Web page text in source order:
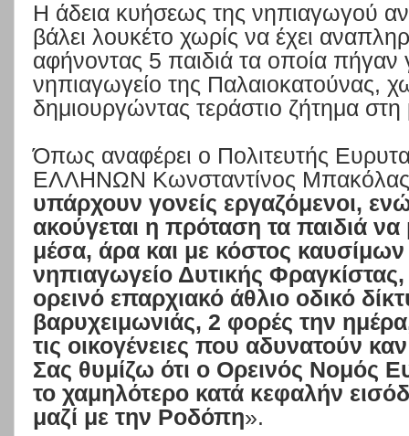
Η άδεια κυήσεως της νηπιαγωγού
βάλει λουκέτο χωρίς να έχει
αφήνοντας 5 παιδιά τα οποία πήγαν
νηπιαγωγείο της Παλαιοκατούνας,
δημιουργώντας τεράστιο ζήτημα
Όπως αναφέρει ο Πολιτευτής
ΕΛΛΗΝΩΝ Κωνσταντίνος
υπάρχουν γονείς εργαζόμενοι,
ακούγεται η πρόταση τα παιδιά να
μέσα, άρα και με κόστος
νηπιαγωγείο Δυτικής
ορεινό επαρχιακό άθλιο οδικό
βαρυχειμωνιάς, 2 φορές την
τις οικογένειες που αδυνατούν
Σας θυμίζω ότι ο Ορεινός Νομός
το χαμηλότερο κατά κεφαλήν
μαζί με την Ροδόπη».